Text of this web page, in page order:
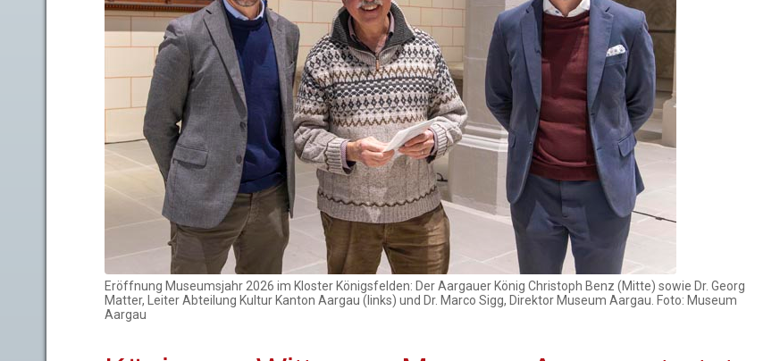
Eröffnung Museumsjahr 2026 im Kloster Königsfelden: Der Aargauer König Christoph Benz (Mitte) sowie Dr. Georg
Matter, Leiter Abteilung Kultur Kanton Aargau (links) und Dr. Marco Sigg, Direktor Museum Aargau. Foto: Museum
Aargau